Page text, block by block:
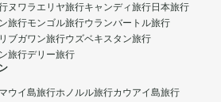
ヌワラエリヤ旅行キャンディ旅行日本旅行
旅行モンゴル旅行ウランバートル旅行
ブガワン旅行ウズベキスタン旅行
旅行デリー旅行
マウイ島旅行ホノルル旅行カウアイ島旅行